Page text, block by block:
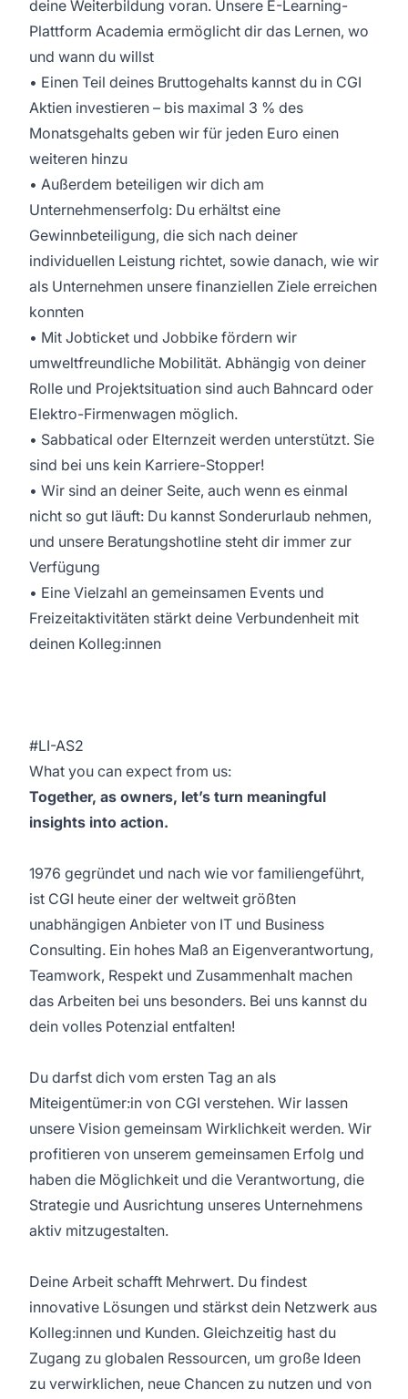
deine Weiterbildung voran. Unsere E-Learning-
Plattform Academia ermöglicht dir das Lernen, wo
und wann du willst
• Einen Teil deines Bruttogehalts kannst du in CGI
Aktien investieren – bis maximal 3 % des
Monatsgehalts geben wir für jeden Euro einen
weiteren hinzu
• Außerdem beteiligen wir dich am
Unternehmenserfolg: Du erhältst eine
Gewinnbeteiligung, die sich nach deiner
individuellen Leistung richtet, sowie danach, wie wir
als Unternehmen unsere finanziellen Ziele erreichen
konnten
• Mit Jobticket und Jobbike fördern wir
umweltfreundliche Mobilität. Abhängig von deiner
Rolle und Projektsituation sind auch Bahncard oder
Elektro-Firmenwagen möglich.
• Sabbatical oder Elternzeit werden unterstützt. Sie
sind bei uns kein Karriere-Stopper!
• Wir sind an deiner Seite, auch wenn es einmal
nicht so gut läuft: Du kannst Sonderurlaub nehmen,
und unsere Beratungshotline steht dir immer zur
Verfügung
• Eine Vielzahl an gemeinsamen Events und
Freizeitaktivitäten stärkt deine Verbundenheit mit
deinen Kolleg:innen
#LI-AS2
What you can expect from us:
Together, as owners, let’s turn meaningful
insights into action.
1976 gegründet und nach wie vor familiengeführt,
ist CGI heute einer der weltweit größten
unabhängigen Anbieter von IT und Business
Consulting. Ein hohes Maß an Eigenverantwortung,
Teamwork, Respekt und Zusammenhalt machen
das Arbeiten bei uns besonders. Bei uns kannst du
dein volles Potenzial entfalten!
Du darfst dich vom ersten Tag an als
Miteigentümer:in von CGI verstehen. Wir lassen
unsere Vision gemeinsam Wirklichkeit werden. Wir
profitieren von unserem gemeinsamen Erfolg und
haben die Möglichkeit und die Verantwortung, die
Strategie und Ausrichtung unseres Unternehmens
aktiv mitzugestalten.
Deine Arbeit schafft Mehrwert. Du findest
innovative Lösungen und stärkst dein Netzwerk aus
Kolleg:innen und Kunden. Gleichzeitig hast du
Zugang zu globalen Ressourcen, um große Ideen
zu verwirklichen, neue Chancen zu nutzen und von